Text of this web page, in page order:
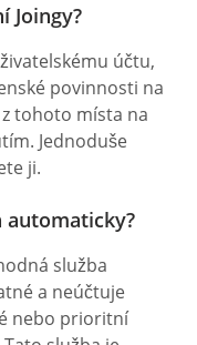
Joingy?
účtu,
povinnosti na
tohoto místa na
Jednoduše
ji.
automaticky?
služba
a neúčtuje
nebo prioritní